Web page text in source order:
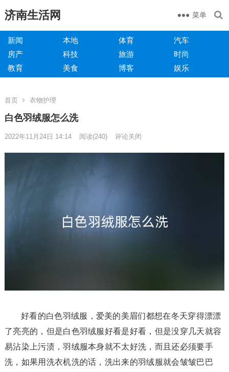
济南生活网 菜单
新闻 本地 体育
汽车
房产
科技 旅游
时尚
教育
美食 博客 娱乐
首页 衣物护理
白色羽绒服怎么洗
2022年11月24日 14:14 阅读(240) 评论关闭
好看的白色羽绒服，爱美的美眉们都想在冬天穿得漂漂
了亮亮的，但是白色羽绒服好看是好看，但是没穿几天就容
易沾染上污渍，羽绒服本身就不太好洗，而且还必须要手
洗，如果用洗衣机洗的话，洗出来的羽绒服就会皱皱巴巴